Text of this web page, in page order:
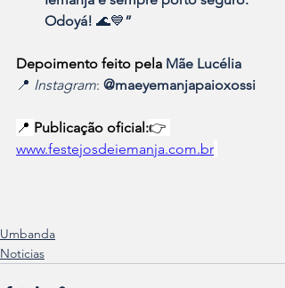
Odoyá! 🌊💙”
Depoimento feito pela Mãe Lucélia
📍 Instagram: @maeyemanjapaioxossi
📍 Publicação oficial:👉
www.festejosdeiemanja.com.br
Umbanda
Noticias